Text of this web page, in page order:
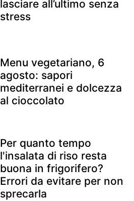
lasciare all’ultimo senza
stress
Menu vegetariano, 6
agosto: sapori
mediterranei e dolcezza
al cioccolato
Per quanto tempo
l'insalata di riso resta
buona in frigorifero?
Errori da evitare per non
sprecarla